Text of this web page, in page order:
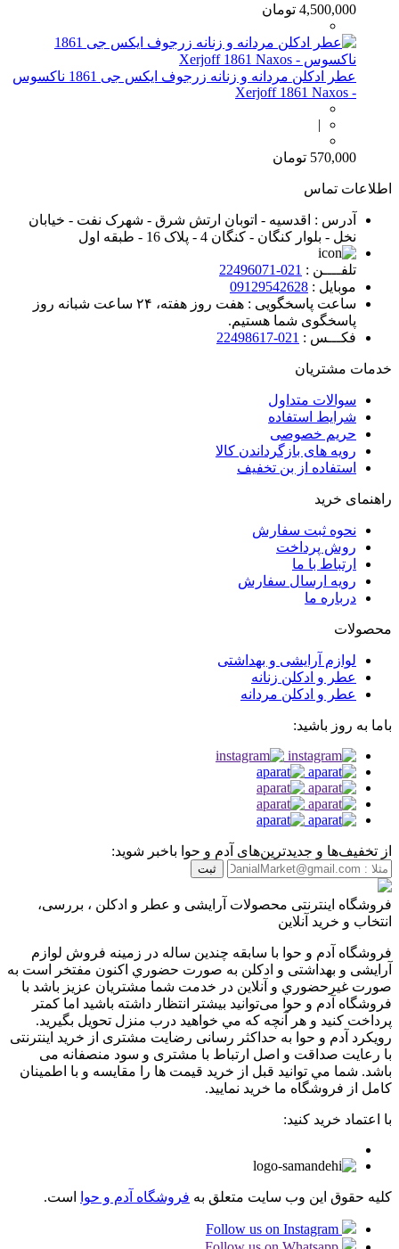
4,500,000 تومان
عطر ادکلن مردانه و زنانه زرجوف ایکس جی 1861 ناکسوس
- Xerjoff 1861 Naxos
|
570,000 تومان
اطلاعات تماس
آدرس : اقدسیه - اتوبان ارتش شرق - شهرک نفت - خیابان
نخل - بلوار کنگان - کنگان 4 - پلاک 16 - طبقه اول
تلفــــن : 021-22496071
موبایل : 09129542628
ساعت پاسخگویی :
هفت روز هفته، ۲۴ ساعت شبانه‌ روز
پاسخگوی شما هستیم.
فکـــس : 021-22498617
خدمات مشتریان
سوالات متداول
شرایط استفاده
حریم خصوصی
رویه های بازگرداندن کالا
استفاده از بن تخفیف
راهنمای خرید
نحوه ثبت سفارش
روش پرداخت
ارتباط با ما
رویه ارسال سفارش
درباره ما
محصولات
لوازم آرایشی و بهداشتی
عطر و ادکلن زنانه
عطر و ادکلن مردانه
باما به روز باشید:
از تخفیف‌ها و جدیدترین‌های آدم و حوا باخبر شوید:
ثبت
فروشگاه اینترنتی محصولات آرایشی و عطر و ادکلن ، بررسی،
انتخاب و خرید آنلاین
فروشگاه آدم و حوا با سابقه چندین ساله در زمينه فروش لوازم
آرایشی و بهداشتی و ادکلن به صورت حضوري اكنون مفتخر است به
صورت غيرحضوري و آنلاين در خدمت شما مشتريان عزيز باشد با
فروشگاه آدم و حوا می‌توانيد بيشتر انتظار داشته باشيد اما كمتر
پرداخت كنيد و هر آنچه كه مي خواهيد درب منزل تحويل بگيريد.
رویکرد آدم و حوا به حداکثر رسانی رضایت مشتری از خرید اینترنتی
با رعایت صداقت و اصل ارتباط با مشتری و سود منصفانه می
باشد. شما مي توانيد قبل از خريد قيمت ها را مقايسه و با اطمينان
كامل از فروشگاه ما خريد نماييد.
با اعتماد خرید کنید:
کلیه حقوق این وب سایت متعلق به فروشگاه آدم و حوا است.
Follow us on Instagram